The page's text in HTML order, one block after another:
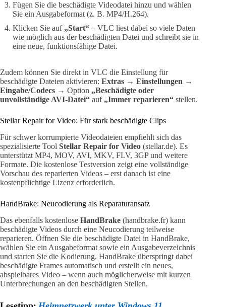
Fügen Sie die beschädigte Videodatei hinzu und wählen
Sie ein Ausgabeformat (z. B. MP4/H.264).
Klicken Sie auf „Start“ – VLC liest dabei so viele Daten
wie möglich aus der beschädigten Datei und schreibt sie in
eine neue, funktionsfähige Datei.
Zudem können Sie direkt in VLC die Einstellung für
beschädigte Dateien aktivieren: Extras → Einstellungen →
Eingabe/Codecs → Option „Beschädigte oder
unvollständige AVI-Datei“ auf „Immer reparieren“ stellen.
Stellar Repair for Video: Für stark beschädigte Clips
Für schwer korrumpierte Videodateien empfiehlt sich das
spezialisierte Tool Stellar Repair for Video (stellar.de). Es
unterstützt MP4, MOV, AVI, MKV, FLV, 3GP und weitere
Formate. Die kostenlose Testversion zeigt eine vollständige
Vorschau des reparierten Videos – erst danach ist eine
kostenpflichtige Lizenz erforderlich.
HandBrake: Neucodierung als Reparaturansatz
Das ebenfalls kostenlose HandBrake (handbrake.fr) kann
beschädigte Videos durch eine Neucodierung teilweise
reparieren. Öffnen Sie die beschädigte Datei in HandBrake,
wählen Sie ein Ausgabeformat sowie ein Ausgabeverzeichnis
und starten Sie die Kodierung. HandBrake überspringt dabei
beschädigte Frames automatisch und erstellt ein neues,
abspielbares Video – wenn auch möglicherweise mit kurzen
Unterbrechungen an den beschädigten Stellen.